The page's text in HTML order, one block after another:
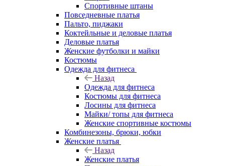
Спортивные штаны
Повседневные платья
Пальто, пиджаки
Коктейльные и деловые платья
Деловые платья
Женские футболки и майки
Костюмы
Одежда для фитнеса
Назад
Одежда для фитнеса
Костюмы для фитнеса
Лосины для фитнеса
Майки/ топы для фитнеса
Женские спортивные костюмы
Комбинезоны, брюки, юбки
Женские платья
Назад
Женские платья